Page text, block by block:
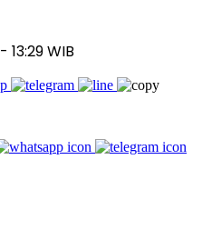
- 13:29 WIB